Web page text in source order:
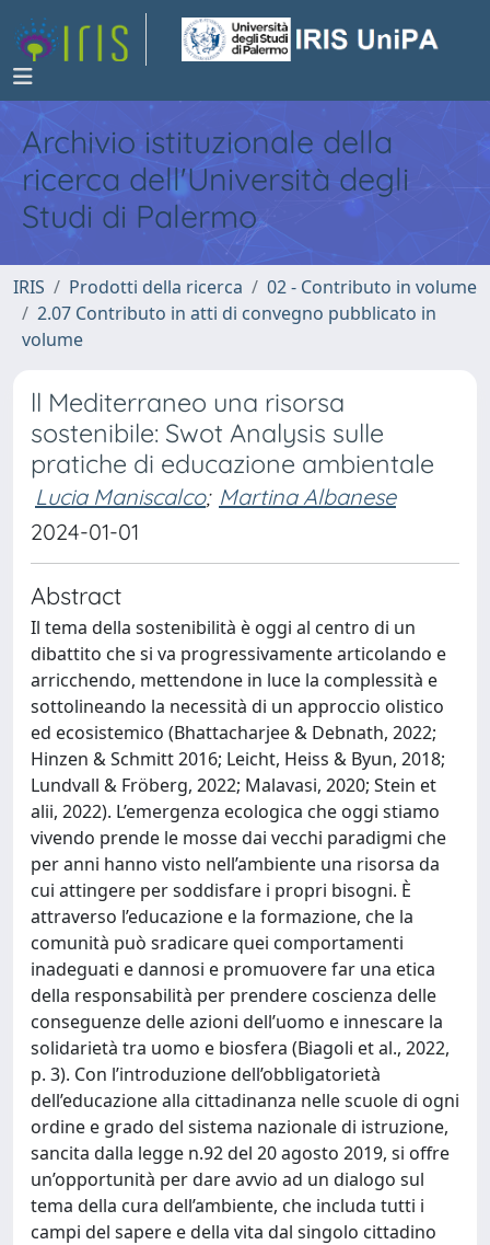
Archivio istituzionale della
ricerca dell'Università degli
Studi di Palermo
IRIS Prodotti della ricerca
02 - Contributo in volume
2.07 Contributo in atti di convegno pubblicato in
volume
ll Mediterraneo una risorsa
sostenibile: Swot Analysis sulle
pratiche di educazione ambientale
Lucia Maniscalco; Martina Albanese
2024-01-01
Abstract
Il tema della sostenibilità è oggi al centro di un
dibattito che si va progressivamente articolando e
arricchendo, mettendone in luce la complessità e
sottolineando la necessità di un approccio olistico
ed ecosistemico (Bhattacharjee & Debnath, 2022;
Hinzen & Schmitt 2016; Leicht, Heiss & Byun, 2018;
Lundvall & Fröberg, 2022; Malavasi, 2020; Stein et
alii, 2022). L’emergenza ecologica che oggi stiamo
vivendo prende le mosse dai vecchi paradigmi che
per anni hanno visto nell’ambiente una risorsa da
cui attingere per soddisfare i propri bisogni. È
attraverso l’educazione e la formazione, che la
comunità può sradicare quei comportamenti
inadeguati e dannosi e promuovere far una etica
della responsabilità per prendere coscienza delle
conseguenze delle azioni dell’uomo e innescare la
solidarietà tra uomo e biosfera (Biagoli et al., 2022,
p. 3). Con l’introduzione dell’obbligatorietà
dell’educazione alla cittadinanza nelle scuole di ogni
ordine e grado del sistema nazionale di istruzione,
sancita dalla legge n.92 del 20 agosto 2019, si offre
un’opportunità per dare avvio ad un dialogo sul
tema della cura dell’ambiente, che includa tutti i
campi del sapere e della vita dal singolo cittadino